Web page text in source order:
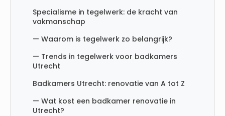
Specialisme in tegelwerk: de kracht van
vakmanschap
— Waarom is tegelwerk zo belangrijk?
— Trends in tegelwerk voor badkamers
Utrecht
Badkamers Utrecht: renovatie van A tot Z
— Wat kost een badkamer renovatie in
Utrecht?